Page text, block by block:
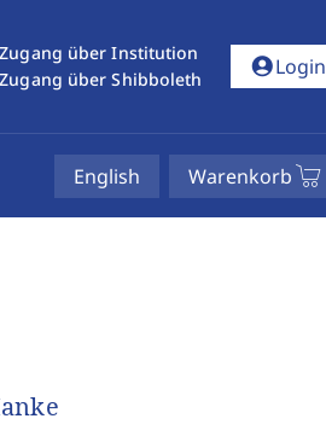
Zugang über Institution
Zugang über Shibboleth
account_circleLogin
English Warenkorb